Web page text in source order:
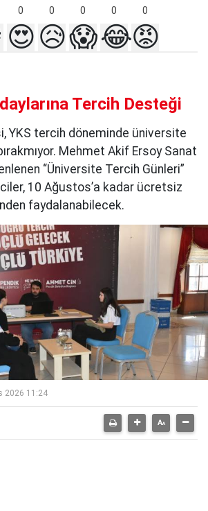
0 0 0 0 0
😍😥😱😂😡
Tercih Desteği
YKS tercih döneminde üniversite
Mehmet Akif Ersoy Sanat
“Üniversite Tercih Günleri”
10 Ağustos’a kadar ücretsiz
faydalanabilecek.
2026 11:24